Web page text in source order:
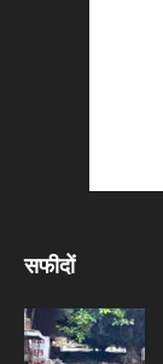
सफीदों